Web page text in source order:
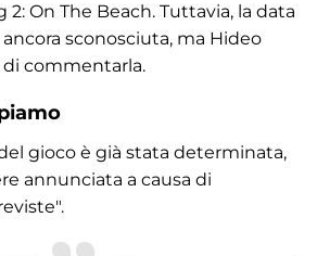
On The Beach. Tuttavia, la data
sconosciuta, ma Hideo
di commentarla.
gioco è già stata determinata,
annunciata a causa di